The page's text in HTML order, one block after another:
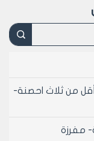
أقل من ثلاث احصنة-
مفرزة